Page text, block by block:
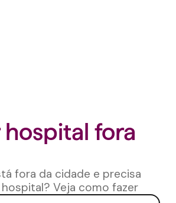
hospital fora
fora da cidade e precisa
Veja como fazer